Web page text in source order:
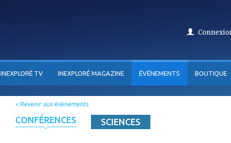
INEXPLORÉ TV INEXPLORÉ MAGAZINE ÉVÉNEMENTS BOUTIQUE
< Revenir aux évènements
CONFÉRENCES SCIENCES